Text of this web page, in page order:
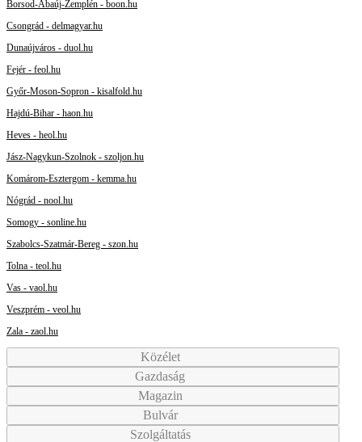
Borsod-Abaúj-Zemplén - boon.hu
Csongrád - delmagyar.hu
Dunaújváros - duol.hu
Fejér - feol.hu
Győr-Moson-Sopron - kisalfold.hu
Hajdú-Bihar - haon.hu
Heves - heol.hu
Jász-Nagykun-Szolnok - szoljon.hu
Komárom-Esztergom - kemma.hu
Nógrád - nool.hu
Somogy - sonline.hu
Szabolcs-Szatmár-Bereg - szon.hu
Tolna - teol.hu
Vas - vaol.hu
Veszprém - veol.hu
Zala - zaol.hu
Közélet
Gazdaság
Magazin
Bulvár
Szolgáltatás